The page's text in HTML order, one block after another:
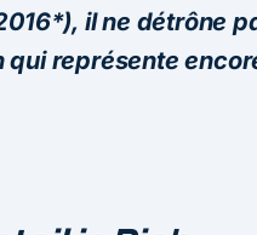
il ne détrône
qui représente